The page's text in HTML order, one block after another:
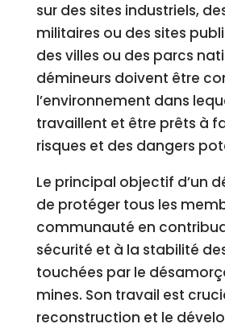
sur des sites industriels,
militaires ou des sites
des villes ou des parcs
démineurs doivent être
l’environnement dans
travaillent et être prêts à
risques et des dangers
Le principal objectif d’un
de protéger tous les
communauté en
sécurité et à la stabilité
touchées par le
mines. Son travail est
reconstruction et le